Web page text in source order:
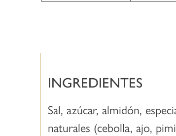
INGREDIENTES
Sal, azúcar, almidón,
naturales (cebolla, ajo,